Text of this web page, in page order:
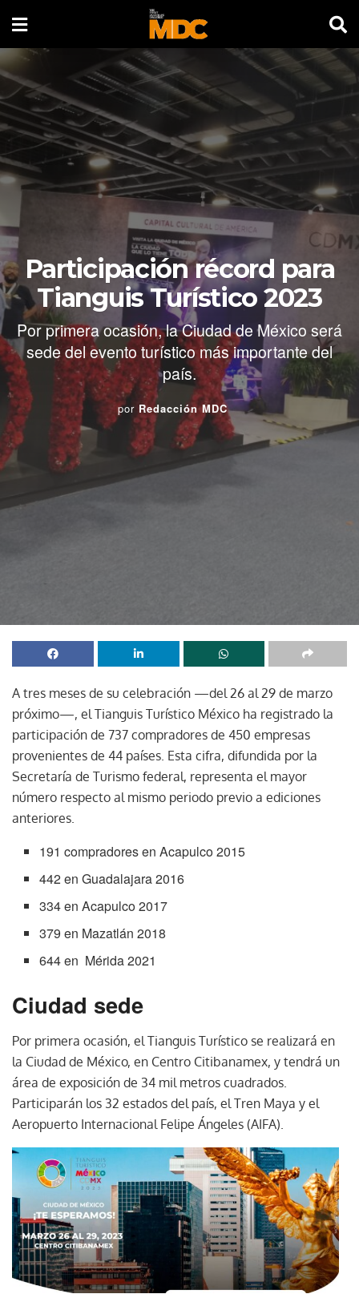
Participación récord para
Tianguis Turístico 2023
Por primera ocasión, la Ciudad de México será
sede del evento turístico más importante del
país.
por Redacción MDC
A tres meses de su celebración —del 26 al 29 de marzo
próximo—, el Tianguis Turístico México ha registrado la
participación de 737 compradores de 450 empresas
provenientes de 44 países. Esta cifra, difundida por la
Secretaría de Turismo federal, representa el mayor
número respecto al mismo periodo previo a ediciones
anteriores.
191 compradores en Acapulco 2015
442 en Guadalajara 2016
334 en Acapulco 2017
379 en Mazatlán 2018
644 en Mérida 2021
Ciudad sede
Por primera ocasión, el Tianguis Turístico se realizará en
la Ciudad de México, en Centro Citibanamex, y tendrá un
área de exposición de 34 mil metros cuadrados.
Participarán los 32 estados del país, el Tren Maya y el
Aeropuerto Internacional Felipe Ángeles (AIFA).